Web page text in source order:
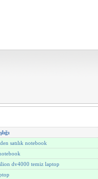
satılık notebook
dv4000 temiz laptop